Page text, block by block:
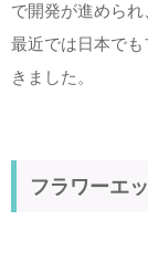
で開発が進められ
最近では日本で
きました。
フラワーエ